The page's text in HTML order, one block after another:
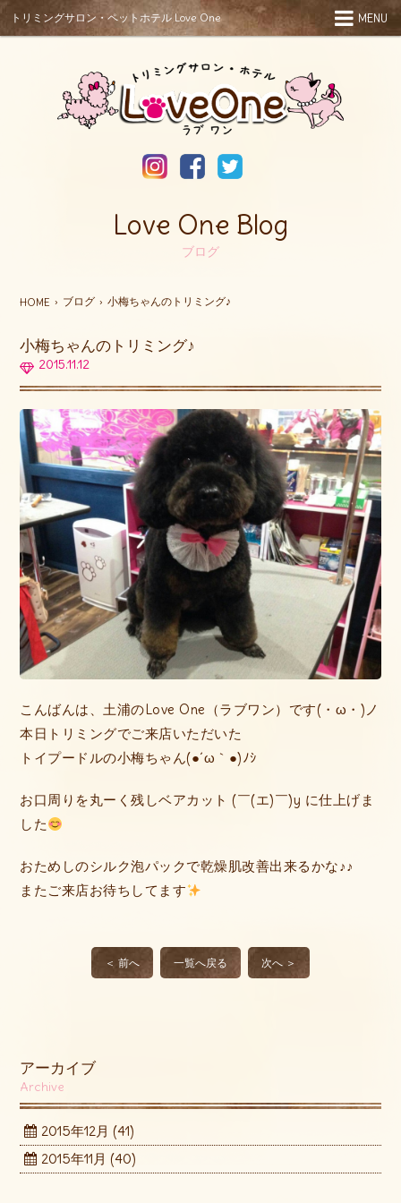
MENU
トリミングサロン・ペットホテル Love One
Love One Blog
ブログ
HOME ブログ 小梅ちゃんのトリミング♪
小梅ちゃんのトリミング♪
2015.11.12
こんばんは、土浦のLove One（ラブワン）です(・ω・)ノ
本日トリミングでご来店いただいた
トイプードルの小梅ちゃん(●´ω｀●)ﾉｼ
お口周りを丸ーく残しベアカット (￣(エ)￣)y に仕上げま
した
おためしのシルク泡パックで乾燥肌改善出来るかな♪♪
またご来店お待ちしてます
＜ 前へ 一覧へ戻る 次へ ＞
アーカイブ
Archive
2015年12月 (41)
2015年11月 (40)